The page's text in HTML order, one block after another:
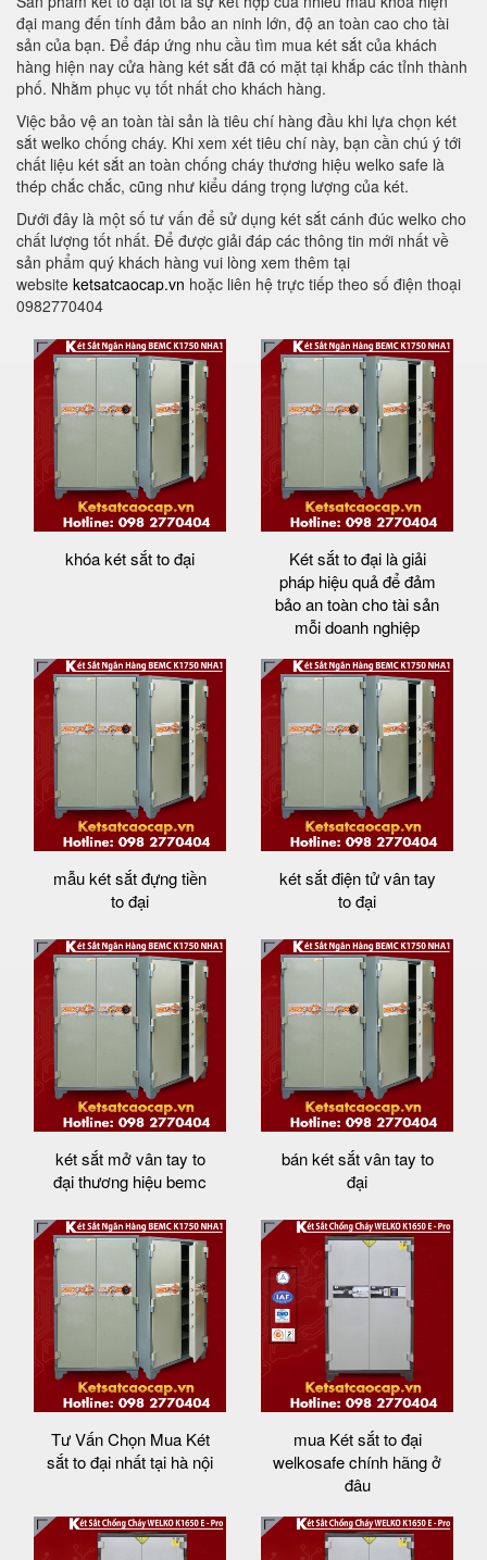
đại mang đến tính đảm bảo an ninh lớn, độ an toàn cao cho tài
sản của bạn. Để đáp ứng nhu cầu tìm mua két sắt của khách
hàng hiện nay cửa hàng két sắt đã có mặt tại khắp các tỉnh thành
phố. Nhằm phục vụ tốt nhất cho khách hàng.
Việc bảo vệ an toàn tài sản là tiêu chí hàng đầu khi lựa chọn két
sắt welko chống cháy. Khi xem xét tiêu chí này, bạn cần chú ý tới
chất liệu két sắt an toàn chống cháy thương hiệu welko safe là
thép chắc chắc, cũng như kiểu dáng trọng lượng của két.
Dưới đây là một số tư vấn để sử dụng két sắt cánh đúc welko cho
chất lượng tốt nhất. Để được giải đáp các thông tin mới nhất về
sản phẩm quý khách hàng vui lòng xem thêm tại
website ketsatcaocap.vn hoặc liên hệ trực tiếp theo số điện thoại
0982770404
khóa két sắt to đại
Két sắt to đại là giải
pháp hiệu quả để đảm
bảo an toàn cho tài sản
mỗi doanh nghiệp
mẫu két sắt đựng tiền
to đại
két sắt điện tử vân tay
to đại
két sắt mở vân tay to
đại thương hiệu bemc
bán két sắt vân tay to
đại
Tư Vấn Chọn Mua Két
sắt to đại nhất tại hà nội
mua Két sắt to đại
welkosafe chính hãng ở
đâu